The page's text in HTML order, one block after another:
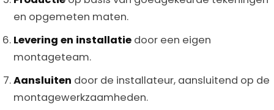
en opgemeten maten.
Levering en installatie door een eigen
montageteam.
Aansluiten door de installateur, aansluitend op de
montagewerkzaamheden.